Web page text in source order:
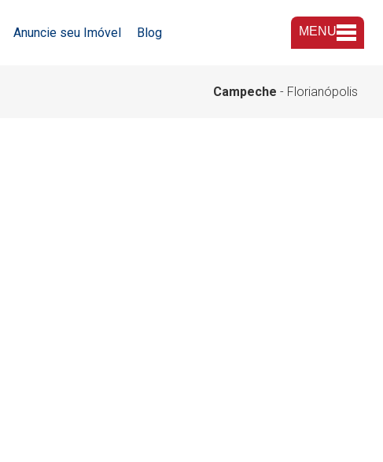
Anuncie seu Imóvel Blog MENU
Campeche - Florianópolis